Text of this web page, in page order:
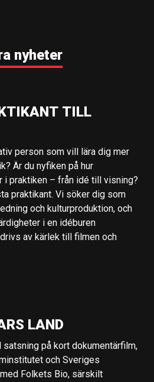
nyheter
TILL
person som vill lära dig mer
Är du nyfiken på hur
i praktiken – från idé till visning?
praktikant. Vi söker dig som
och kulturproduktion, och
i en idéburen
av kärlek till filmen och
LAND
på kort dokumentärfilm,
och Sveriges
Folkets Bio, särskilt